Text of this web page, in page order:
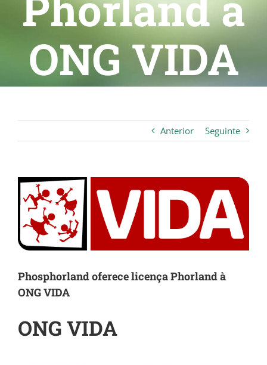
ONG VIDA
Anterior Seguinte
View
Larger
Image
Phosphorland oferece licença Phorland à
ONG VIDA
ONG VIDA